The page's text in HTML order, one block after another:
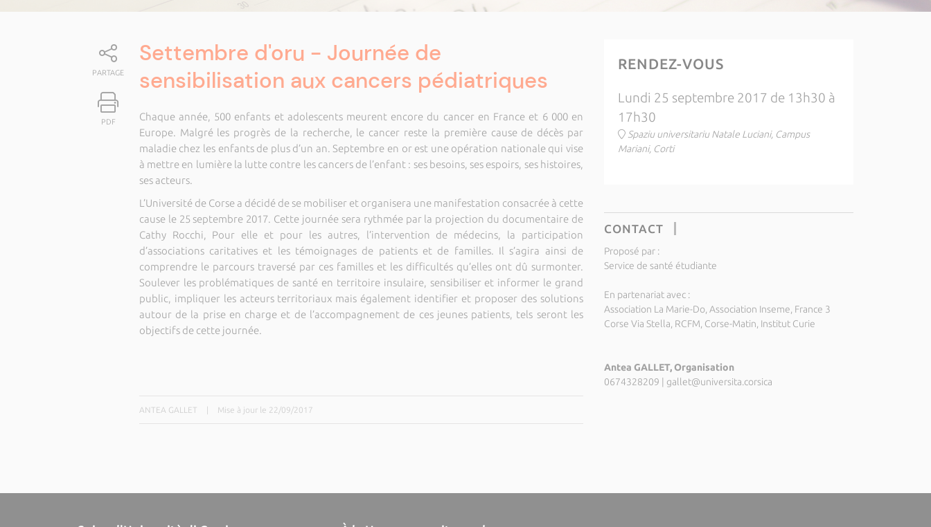
PARTAGE
PDF
Settembre d'oru - Journée de
sensibilisation aux cancers pédiatriques
Chaque année, 500 enfants et adolescents meurent encore du cancer en France et 6 000 en
Europe. Malgré les progrès de la recherche, le cancer reste la première cause de décès par
maladie chez les enfants de plus d’un an. Septembre en or est une opération nationale qui vise
à mettre en lumière la lutte contre les cancers de l’enfant : ses besoins, ses espoirs, ses histoires,
ses acteurs.
L’Université de Corse a décidé de se mobiliser et organisera une manifestation consacrée à cette
cause le 25 septembre 2017. Cette journée sera rythmée par la projection du documentaire de
Cathy Rocchi, Pour elle et pour les autres, l’intervention de médecins, la participation
d’associations caritatives et les témoignages de patients et de familles. Il s’agira ainsi de
comprendre le parcours traversé par ces familles et les difficultés qu’elles ont dû surmonter.
Soulever les problématiques de santé en territoire insulaire, sensibiliser et informer le grand
public, impliquer les acteurs territoriaux mais également identifier et proposer des solutions
autour de la prise en charge et de l’accompagnement de ces jeunes patients, tels seront les
objectifs de cette journée.
ANTEA GALLET Mise à jour le 22/09/2017
RENDEZ-VOUS
Lundi 25 septembre 2017 de 13h30 à
17h30
Spaziu universitariu Natale Luciani, Campus
Mariani, Corti
CONTACT
Proposé par :
Service de santé étudiante
En partenariat avec :
Association La Marie-Do, Association Inseme, France 3
Corse Via Stella, RCFM, Corse-Matin, Institut Curie
Antea GALLET, Organisation
0674328209
gallet@universita.corsica